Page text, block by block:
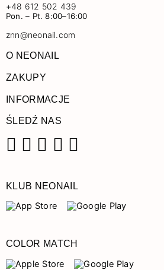
+48 612 502 439
Pon. – Pt. 8:00–16:00
znn@neonail.com
O NEONAIL
ZAKUPY
INFORMACJE
ŚLEDŹ NAS
KLUB NEONAIL
COLOR MATCH